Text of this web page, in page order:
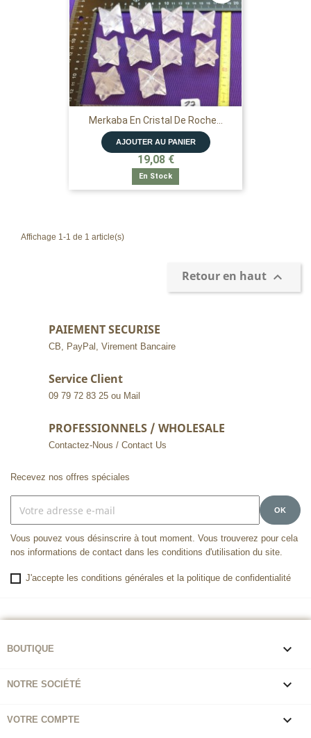
Merkaba En Cristal De Roche...
AJOUTER AU PANIER
19,08 €
En Stock
Affichage 1-1 de 1 article(s)
Retour en haut 
PAIEMENT SECURISE
CB, PayPal, Virement Bancaire
Service Client
09 79 72 83 25 ou Mail
PROFESSIONNELS / WHOLESALE
Contactez-Nous / Contact Us
Recevez nos offres spéciales
Vous pouvez vous désinscrire à tout moment. Vous trouverez pour cela
nos informations de contact dans les conditions d'utilisation du site.
J'accepte les conditions générales et la politique de confidentialité
BOUTIQUE 
NOTRE SOCIÉTÉ 
VOTRE COMPTE 